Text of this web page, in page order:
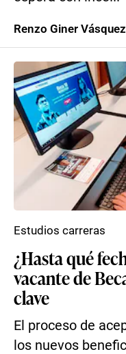
Renzo Giner Vásquez
¿Hasta qué
vacante de
clave
El proceso de
los nuevos
Estudios carreras